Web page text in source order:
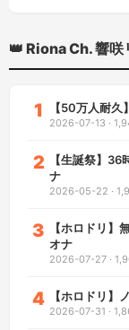
👑 Riona Ch. 響
1 【50万人耐
2026-07-13 ·
2
【生誕祭】
ナ
2026-05-22 ·
3
【ホロドリ】
オナ
2026-07-27 ·
4 【ホロドリ】
2026-07-31 ·